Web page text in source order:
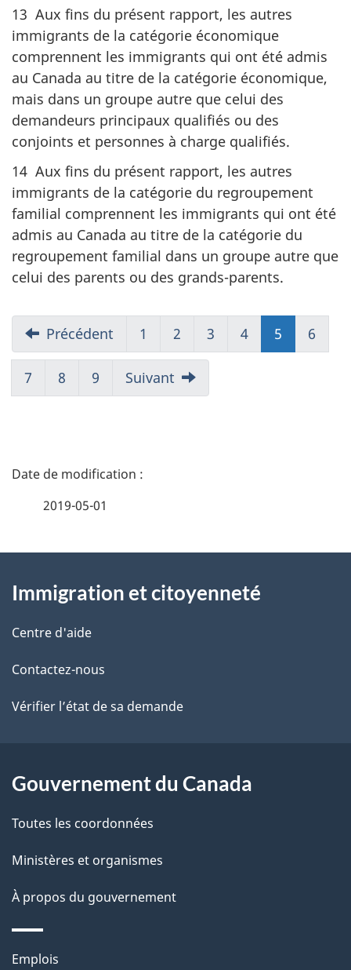
13 Aux fins du présent rapport, les autres
immigrants de la catégorie économique
comprennent les immigrants qui ont été admis
au Canada au titre de la catégorie économique,
mais dans un groupe autre que celui des
demandeurs principaux qualifiés ou des
conjoints et personnes à charge qualifiés.
14 Aux fins du présent rapport, les autres
immigrants de la catégorie du regroupement
familial comprennent les immigrants qui ont été
admis au Canada au titre de la catégorie du
regroupement familial dans un groupe autre que
celui des parents ou des grands-parents.
Précédent 1 2 3 4 5 (présent)
6
7 8 9 Suivant
D
i
l
s
d
l
p
a
g
e
2019-05-01
propos
de
ce
site
Immigration et citoyenneté
Centre d'aide
Contactez-nous
Vérifier l’état de sa demande
Gouvernement du Canada
Toutes les coordonnées
Ministères et organismes
À propos du gouvernement
Thèmes
Emplois